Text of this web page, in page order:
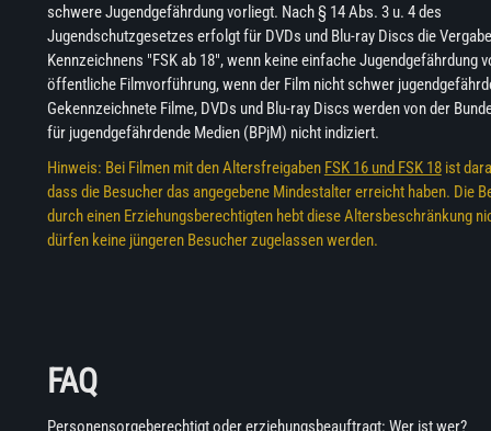
schwere Jugendgefährdung vorliegt. Nach § 14 Abs. 3 u. 4 des
Jugendschutzgesetzes erfolgt für DVDs und Blu-ray Discs die
Kennzeichnens "FSK ab 18", wenn keine einfache Jugendgefährdung
öffentliche Filmvorführung, wenn der Film nicht schwer
Gekennzeichnete Filme, DVDs und Blu-ray Discs werden von der
für jugendgefährdende Medien (BPjM) nicht indiziert.
Hinweis: Bei Filmen mit den Altersfreigaben FSK 16 und FSK 18ist
dass die Besucher das angegebene Mindestalter erreicht haben. Die
durch einen Erziehungsberechtigten hebt diese Altersbeschränkung
dürfen keine jüngeren Besucher zugelassen werden.
FAQ
Personensorgeberechtigt oder erziehungsbeauftragt: Wer ist wer?